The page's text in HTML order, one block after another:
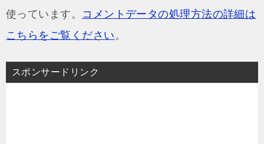
使っています。 コメントデータの処理方法の詳細は
こちらをご覧ください 。
スポンサードリンク